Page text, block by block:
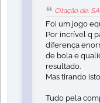
Citação de:
Foi um jogo
Por incrível q
diferença
de bola e
resultado.
Mas tirando
Tudo pela